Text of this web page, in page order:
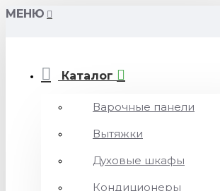
МЕНЮ
Каталог
Варочные панели
Вытяжки
Духовые шкафы
Кондиционеры